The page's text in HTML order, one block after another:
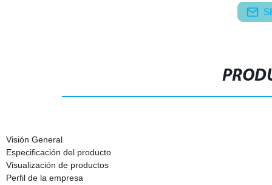
Visión General
Especificación del producto
Visualización de productos
Perfil de la empresa